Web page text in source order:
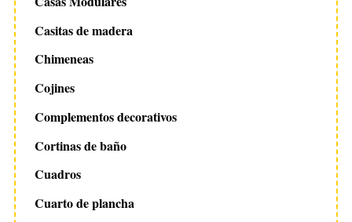
Casitas de madera
Chimeneas
Cojines
Complementos decorativos
Cortinas de baño
Cuadros
Cuarto de plancha